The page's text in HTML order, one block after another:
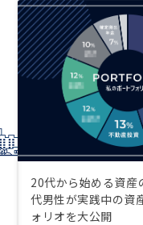
20代から始める資産
代男性が実践中の資
ォリオを大公開